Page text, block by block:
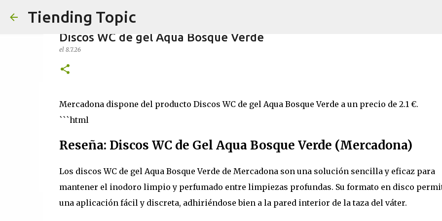
Tiending Topic
Maquillaje fluido Hydra Deliplus 210 cappuccino (nuevo)
el24.9.25
Discos WC de gel Aqua Bosque Verde
el 8.7.26
Mercadona dispone del producto Discos WC de gel Aqua Bosque Verde a un precio de 2.1 €.
```html
Reseña: Discos WC de Gel Aqua Bosque Verde (Mercadona)
Los discos WC de gel Aqua Bosque Verde de Mercadona son una solución sencilla y eficaz para
mantener el inodoro limpio y perfumado entre limpiezas profundas. Su formato en disco
una aplicación fácil y discreta, adhiriéndose bien a la pared interior de la taza del váter.